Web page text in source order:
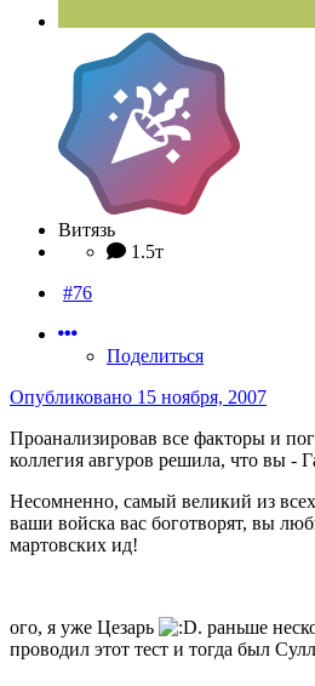
Витязь
1.5т
#76
Поделиться
Опубликовано 15 ноября, 2007
Проанализировав все факторы и
коллегия авгуров решила, что вы -
Несомненно, самый великий из
ваши войска вас боготворят, вы
мартовских ид!
ого, я уже Цезарь
. раньше
проводил этот тест и тогда был